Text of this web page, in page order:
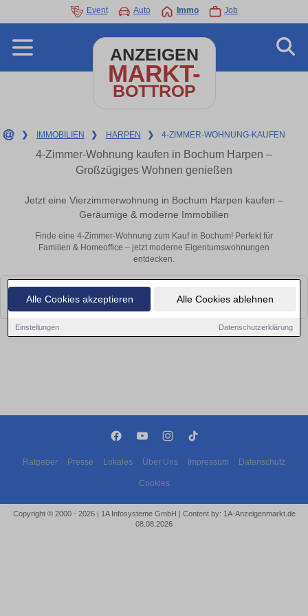
Alle Cookies akzeptieren Alle Cookies ablehnen
Einstellungen Datenschutzerklärung
Event Auto Immo Job
ANZEIGEN
MARKT-
BOTTROP
❯ IMMOBILIEN ❯ HARPEN ❯ 4-ZIMMER-WOHNUNG-KAUFEN
4-Zimmer-Wohnung kaufen in Bochum Harpen –
Großzügiges Wohnen genießen
Jetzt eine Vierzimmerwohnung in Bochum Harpen kaufen –
Geräumige & moderne Immobilien
Finde eine 4-Zimmer-Wohnung zum Kauf in Bochum! Perfekt für
Familien & Homeoffice – jetzt moderne Eigentumswohnungen
entdecken.
Leider konnten wir derzeit keine passenden Objekte finden. Schauen Sie
bald wieder vorbei!
Ratgeber Presse Lokales Über Uns Impressum Datenschutz
Cookies
Copyright © 2000 - 2026 | 1A Infosysteme GmbH | Content by: 1A-Anzeigenmarkt.de
08.08.2026